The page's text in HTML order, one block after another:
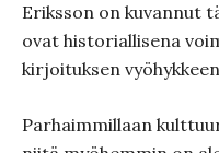
Eriksson on kuvannut
ovat historiallisena
kirjoituksen
Parhaimmillaan